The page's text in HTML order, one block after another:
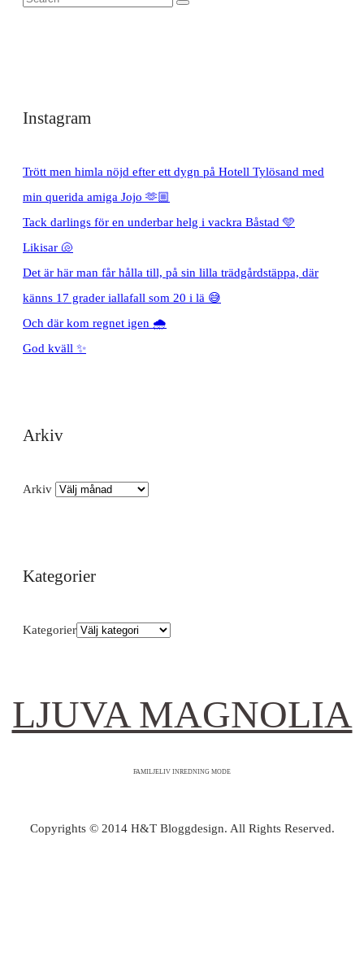
Instagram
Trött men himla nöjd efter ett dygn på Hotell Tylösand med
min querida amiga Jojo 🫶🏼
Tack darlings för en underbar helg i vackra Båstad 🩵
Likisar 🐚
Det är här man får hålla till, på sin lilla trädgårdstäppa, där
känns 17 grader iallafall som 20 i lä 😅
Och där kom regnet igen 🌧️
God kväll ✨
Arkiv
Arkiv
Kategorier
Kategorier
LJUVA MAGNOLIA
FAMILJELIV INREDNING MODE
Copyrights © 2014 H&T Bloggdesign. All Rights Reserved.